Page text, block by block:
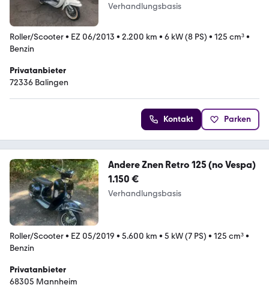
Verhandlungsbasis
Roller/Scooter• EZ 06/2013 • 2.200 km • 6 kW (8 PS) • 125 cm³•
Benzin
Privatanbieter
72336 Balingen
Kontakt Parken
Andere Znen Retro 125 (no Vespa)
1.150 €
Verhandlungsbasis
Roller/Scooter• EZ 05/2019 • 5.600 km • 5 kW (7 PS) • 125 cm³•
Benzin
Privatanbieter
68305 Mannheim